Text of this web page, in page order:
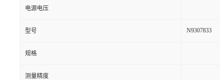
电源电压
型号 N9307833
规格
测量精度